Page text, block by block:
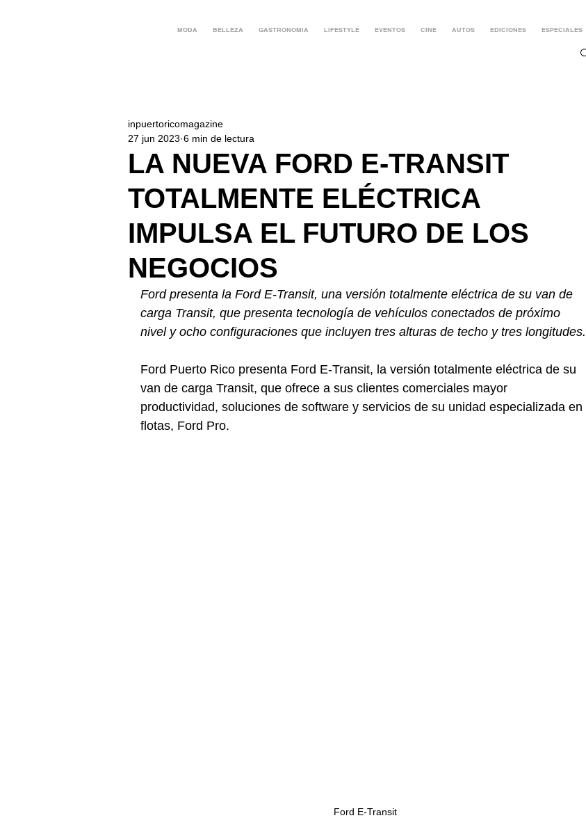
MODA BELLEZA GASTRONOMIA LIFESTYLE EVENTOS CINE AUTOS EDICIONES ESPECIALES
LA NUEVA FORD E-TRANSIT
TOTALMENTE ELÉCTRICA
IMPULSA EL FUTURO DE LOS
NEGOCIOS
inpuertoricomagazine
27 jun 2023 6 min de lectura
Ford presenta la Ford E-Transit, una versión totalmente eléctrica de su van de
carga Transit, que presenta tecnología de vehículos conectados de próximo
nivel y ocho configuraciones que incluyen tres alturas de techo y tres longitudes.
Ford Puerto Rico presenta Ford E-Transit, la versión totalmente eléctrica de su
van de carga Transit, que ofrece a sus clientes comerciales mayor
productividad, soluciones de software y servicios de su unidad especializada en
flotas, Ford Pro.
Ford E-Transit